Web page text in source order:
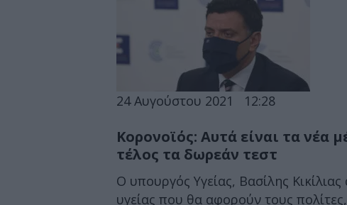
24 Αυγούστου 2021 12:28
Κορονοϊός: Αυτά είναι τα νέα
τέλος τα δωρεάν τεστ
Ο υπουργός Υγείας, Βασίλης
υγείας που θα αφορούν τους